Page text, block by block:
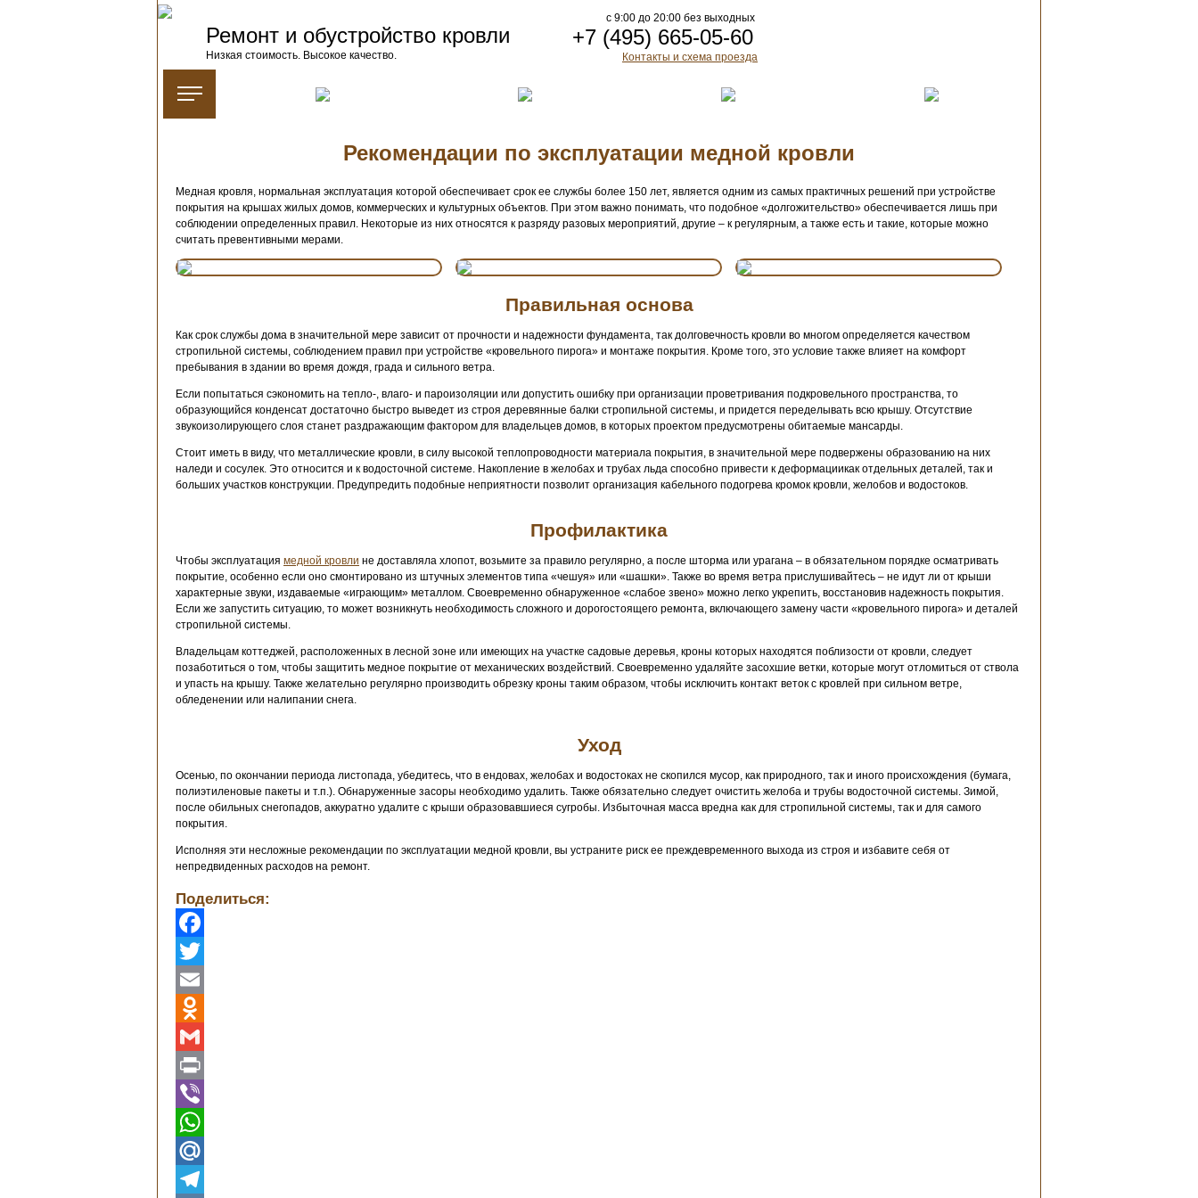
Ремонт и обустройство кровли
Низкая стоимость. Высокое качество.
c 9:00 до 20:00 без выходных
+7 (495) 665-05-60
Контакты и схема проезда
Рекомендации по эксплуатации медной кровли
Медная кровля, нормальная эксплуатация которой обеспечивает срок ее службы более 150 лет, является одним из самых практичных решений при устройстве
покрытия на крышах жилых домов, коммерческих и культурных объектов. При этом важно понимать, что подобное «долгожительство» обеспечивается лишь при
соблюдении определенных правил. Некоторые из них относятся к разряду разовых мероприятий, другие – к регулярным, а также есть и такие, которые можно
считать превентивными мерами.
Правильная основа
Как срок службы дома в значительной мере зависит от прочности и надежности фундамента, так долговечность кровли во многом определяется качеством
стропильной системы, соблюдением правил при устройстве «кровельного пирога» и монтаже покрытия. Кроме того, это условие также влияет на комфорт
пребывания в здании во время дождя, града и сильного ветра.
Если попытаться сэкономить на тепло-, влаго- и пароизоляции или допустить ошибку при организации проветривания подкровельного пространства, то
образующийся конденсат достаточно быстро выведет из строя деревянные балки стропильной системы, и придется переделывать всю крышу. Отсутствие
звукоизолирующего слоя станет раздражающим фактором для владельцев домов, в которых проектом предусмотрены обитаемые мансарды.
Стоит иметь в виду, что металлические кровли, в силу высокой теплопроводности материала покрытия, в значительной мере подвержены образованию на них
наледи и сосулек. Это относится и к водосточной системе. Накопление в желобах и трубах льда способно привести к деформациикак отдельных деталей, так и
больших участков конструкции. Предупредить подобные неприятности позволит организация кабельного подогрева кромок кровли, желобов и водостоков.
Профилактика
Чтобы эксплуатация медной кровли не доставляла хлопот, возьмите за правило регулярно, а после шторма или урагана – в обязательном порядке осматривать
покрытие, особенно если оно смонтировано из штучных элементов типа «чешуя» или «шашки». Также во время ветра прислушивайтесь – не идут ли от крыши
характерные звуки, издаваемые «играющим» металлом. Своевременно обнаруженное «слабое звено» можно легко укрепить, восстановив надежность покрытия.
Если же запустить ситуацию, то может возникнуть необходимость сложного и дорогостоящего ремонта, включающего замену части «кровельного пирога» и деталей
стропильной системы.
Владельцам коттеджей, расположенных в лесной зоне или имеющих на участке садовые деревья, кроны которых находятся поблизости от кровли, следует
позаботиться о том, чтобы защитить медное покрытие от механических воздействий. Своевременно удаляйте засохшие ветки, которые могут отломиться от ствола
и упасть на крышу. Также желательно регулярно производить обрезку кроны таким образом, чтобы исключить контакт веток с кровлей при сильном ветре,
обледенении или налипании снега.
Уход
Осенью, по окончании периода листопада, убедитесь, что в ендовах, желобах и водостоках не скопился мусор, как природного, так и иного происхождения (бумага,
полиэтиленовые пакеты и т.п.). Обнаруженные засоры необходимо удалить. Также обязательно следует очистить желоба и трубы водосточной системы. Зимой,
после обильных снегопадов, аккуратно удалите с крыши образовавшиеся сугробы. Избыточная масса вредна как для стропильной системы, так и для самого
покрытия.
Исполняя эти несложные рекомендации по эксплуатации медной кровли, вы устраните риск ее преждевременного выхода из строя и избавите себя от
непредвиденных расходов на ремонт.
Поделиться:
Facebook
Twitter
Email
Odnoklassniki
Gmail
Print
Viber
WhatsApp
Mail.Ru